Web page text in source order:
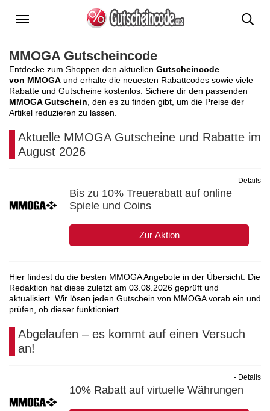
Menü
MMOGA Gutscheincode
Entdecke zum Shoppen den aktuellen Gutscheincode
von MMOGA und erhalte die neuesten Rabattcodes sowie viele
Rabatte und Gutscheine kostenlos. Sichere dir den passenden
MMOGA Gutschein , den es zu finden gibt, um die Preise der
Artikel reduzieren zu lassen.
Aktuelle MMOGA Gutscheine und Rabatte im
August 2026
Bis zu 10% Treuerabatt auf online
Spiele und Coins
Zur Aktion
- Details
Hier findest du die besten MMOGA Angebote in der Übersicht. Die
Redaktion hat diese zuletzt am 03.08.2026 geprüft und
aktualisiert. Wir lösen jeden Gutschein von MMOGA vorab ein und
prüfen, ob dieser funktioniert.
Abgelaufen – es kommt auf einen Versuch
an!
10% Rabatt auf virtuelle Währungen
- Details